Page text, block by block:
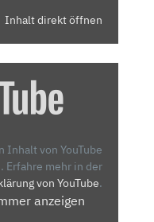
Inhalt direkt öffnen
Inhalt von YouTube
Erfahre mehr in der
von YouTube.
anzeigen